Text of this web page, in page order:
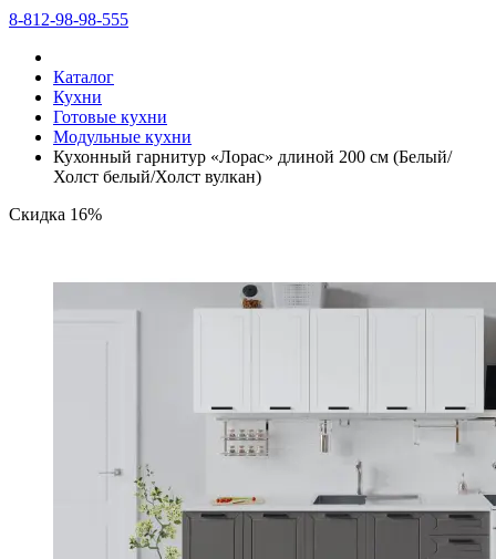
8-812-98-98-555
Каталог
Кухни
Готовые кухни
Модульные кухни
Кухонный гарнитур «Лорас» длиной 200 см (Белый/
Холст белый/Холст вулкан)
Скидка 16%